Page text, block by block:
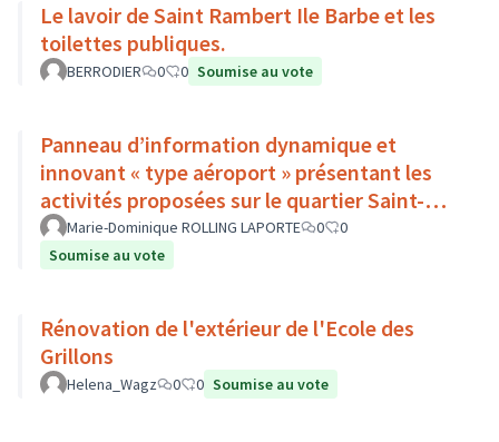
Le lavoir de Saint Rambert Ile Barbe et les
toilettes publiques.
BERRODIER 0 0 Soumise au vote
Panneau d’information dynamique et
innovant « type aéroport » présentant les
activités proposées sur le quartier Saint-
Rambert Ile Barbe
Marie-Dominique ROLLING LAPORTE 0
0
Soumise au vote
Rénovation de l'extérieur de l'Ecole des
Grillons
Helena_Wagz 0 0 Soumise au vote